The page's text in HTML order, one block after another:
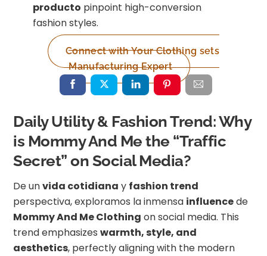
producto pinpoint high-conversion
fashion styles.
Connect with Your Clothing sets
Manufacturing Expert
Daily Utility & Fashion Trend: Why
is Mommy And Me the “Traffic
Secret” on Social Media?
De unvida cotidiana y fashion trend
perspectiva, exploramos la inmensa influencede
Mommy And Me Clothing on social media. This
trend emphasizeswarmth, style, and
aesthetics, perfectly aligning with the modern